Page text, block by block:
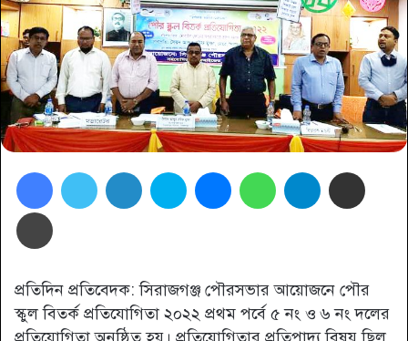
Facebook
Twitter LinkedInSkype MessengerWhatsAppTelegram
প্রিন্ট
প্রতিদিন প্রতিবেদক: সিরাজগঞ্জ পৌরসভার আয়োজনে পৌর
স্কুল বিতর্ক প্রতিযোগিতা ২০২২ প্রথম পর্বে ৫ নং ও ৬ নং দলের